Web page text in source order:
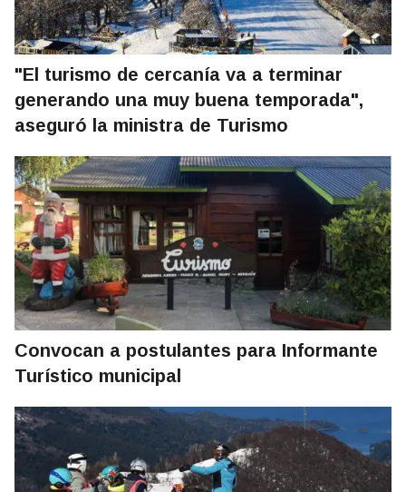
"El turismo de cercanía va a terminar
generando una muy buena temporada",
aseguró la ministra de Turismo
Convocan a postulantes para Informante
Turístico municipal